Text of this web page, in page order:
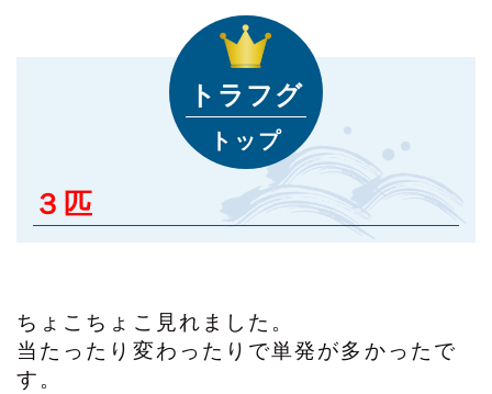
トラフグ
トップ
３匹
ちょこちょこ見れました。
当たったり変わったりで単発が多かったで
す。